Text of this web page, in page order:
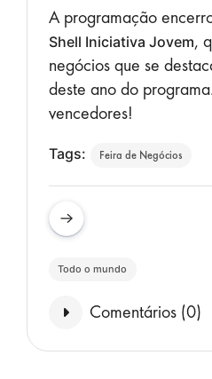
A programação
Shell Iniciativa Jovem,
negócios que se
deste ano do
vencedores!
Tags: Feira de Negócios
Todo o mundo
Comentários (0)